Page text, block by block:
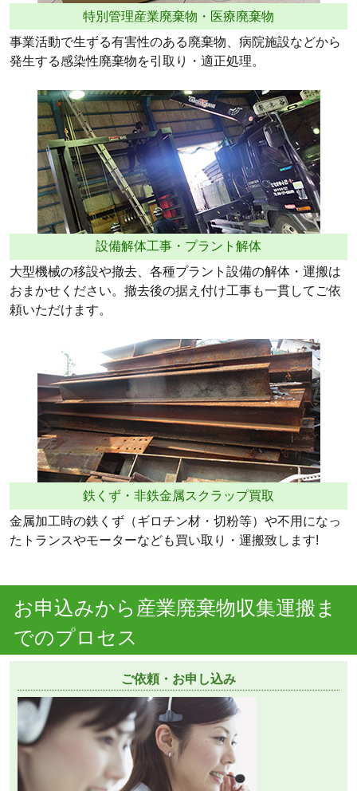
特別管理産業廃棄物・医療廃棄物
事業活動で生ずる有害性のある廃棄物、病院施設などから
発生する感染性廃棄物を引取り・適正処理。
設備解体工事・プラント解体
大型機械の移設や撤去、各種プラント設備の解体・運搬は
おまかせください。撤去後の据え付け工事も一貫してご依
頼いただけます。
鉄くず・非鉄金属スクラップ買取
金属加工時の鉄くず（ギロチン材・切粉等）や不用になっ
たトランスやモーターなども買い取り・運搬致します!
お申込みから産業廃棄物収集運搬ま
でのプロセス
ご依頼・お申し込み